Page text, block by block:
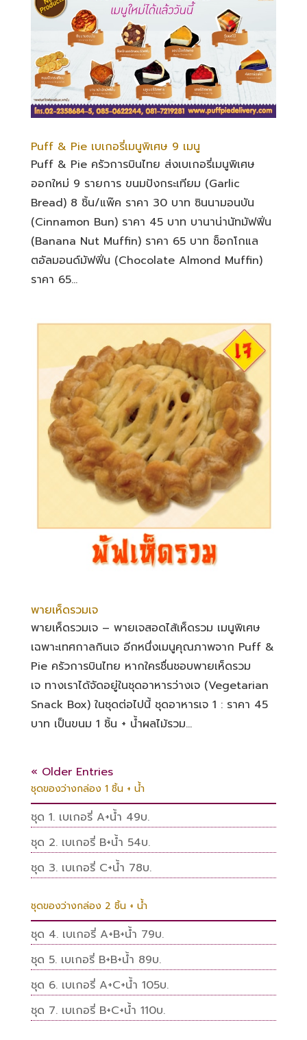
Puff & Pie เบเกอรี่เมนูพิเศษ 9 เมนู
Puff & Pie ครัวการบินไทย ส่งเบเกอรี่เมนูพิเศษ
ออกใหม่ 9 รายการ ขนมปังกระเทียม (Garlic
Bread) 8 ชิ้น/แพ๊ค ราคา 30 บาท ซินนามอนบัน
(Cinnamon Bun) ราคา 45 บาท บานาน่านัทมัฟฟิ่น
(Banana Nut Muffin) ราคา 65 บาท ช็อกโกแล
ตอัลมอนด์มัฟฟิ่น (Chocolate Almond Muffin)
ราคา 65...
พายเห็ดรวมเจ
พายเห็ดรวมเจ – พายเจสอดไส้เห็ดรวม เมนูพิเศษ
เฉพาะเทศกาลกินเจ อีกหนึ่งเมนูคุณภาพจาก Puff &
Pie ครัวการบินไทย หากใครชื่นชอบพายเห็ดรวม
เจ ทางเราได้จัดอยู่ในชุดอาหารว่างเจ (Vegetarian
Snack Box) ในชุดต่อไปนี้ ชุดอาหารเจ 1 : ราคา 45
บาท เป็นขนม 1 ชิ้น + น้ำผลไม้รวม...
« Older Entries
ชุดของว่างกล่อง 1 ชิ้น + น้ำ
ชุด 1. เบเกอรี่ A+น้ำ 49บ.
ชุด 2. เบเกอรี่ B+น้ำ 54บ.
ชุด 3. เบเกอรี่ C+น้ำ 78บ.
ชุดของว่างกล่อง 2 ชิ้น + น้ำ
ชุด 4. เบเกอรี่ A+B+น้ำ 79บ.
ชุด 5. เบเกอรี่ B+B+น้ำ 89บ.
ชุด 6. เบเกอรี่ A+C+น้ำ 105บ.
ชุด 7. เบเกอรี่ B+C+น้ำ 110บ.